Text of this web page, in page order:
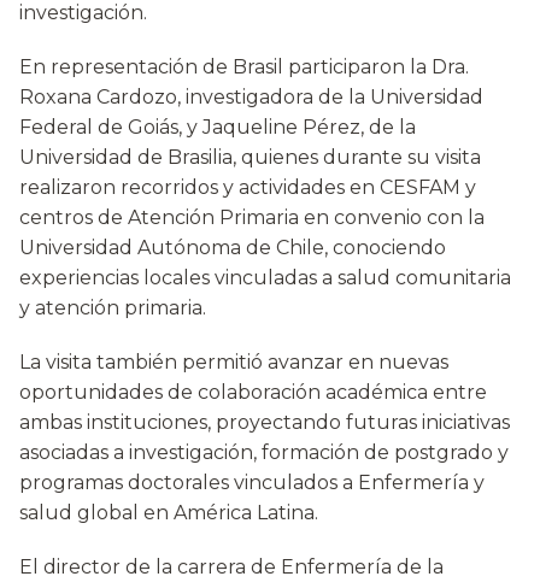
investigación.
En representación de Brasil participaron la Dra.
Roxana Cardozo, investigadora de la Universidad
Federal de Goiás, y Jaqueline Pérez, de la
Universidad de Brasilia, quienes durante su visita
realizaron recorridos y actividades en CESFAM y
centros de Atención Primaria en convenio con la
Universidad Autónoma de Chile, conociendo
experiencias locales vinculadas a salud comunitaria
y atención primaria.
La visita también permitió avanzar en nuevas
oportunidades de colaboración académica entre
ambas instituciones, proyectando futuras iniciativas
asociadas a investigación, formación de postgrado y
programas doctorales vinculados a Enfermería y
salud global en América Latina.
El director de la carrera de Enfermería de la